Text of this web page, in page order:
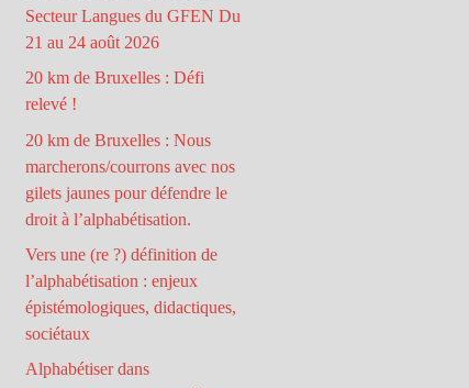
Secteur Langues du GFEN Du
21 au 24 août 2026
20 km de Bruxelles : Défi
relevé !
20 km de Bruxelles : Nous
marcherons/courrons avec nos
gilets jaunes pour défendre le
droit à l’alphabétisation.
Vers une (re ?) définition de
l’alphabétisation : enjeux
épistémologiques, didactiques,
sociétaux
Alphabétiser dans